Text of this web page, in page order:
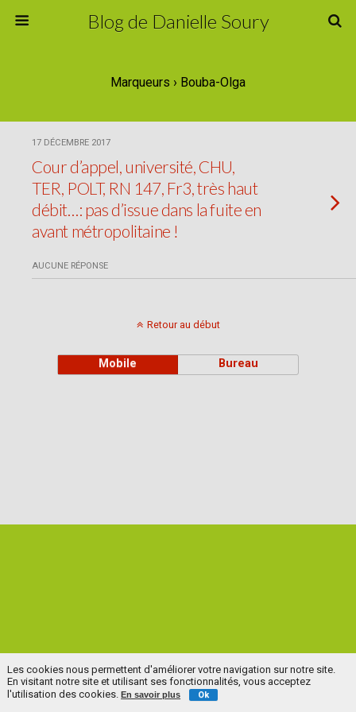
Blog de Danielle Soury
Marqueurs › Bouba-Olga
17 DÉCEMBRE 2017
Cour d’appel, université, CHU,
TER, POLT, RN 147, Fr3, très haut
débit…: pas d’issue dans la fuite en
avant métropolitaine !
AUCUNE RÉPONSE
Retour au début
Mobile Bureau
Les cookies nous permettent d'améliorer votre navigation sur notre site.
En visitant notre site et utilisant ses fonctionnalités, vous acceptez
l'utilisation des cookies.En savoir plus Ok